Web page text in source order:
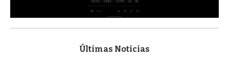
s
Últimas Noticias